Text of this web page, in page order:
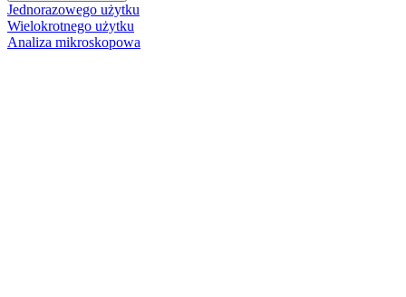
Jednorazowego użytku
Wielokrotnego użytku
Analiza mikroskopowa